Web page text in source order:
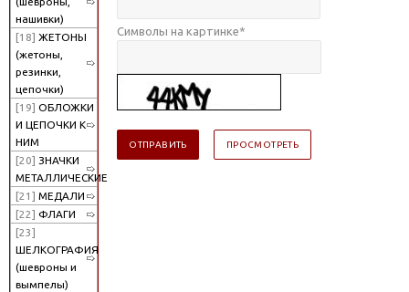
нашивки)
[18] ЖЕТОНЫ
(жетоны,
резинки,
цепочки)
[19] ОБЛОЖКИ
И ЦЕПОЧКИ К
НИМ
[20] ЗНАЧКИ
МЕТАЛЛИЧЕСКИЕ
[21] МЕДАЛИ
[22] ФЛАГИ
[23]
ШЕЛКОГРАФИЯ
(шевроны и
вымпелы)
Символы на картинке*